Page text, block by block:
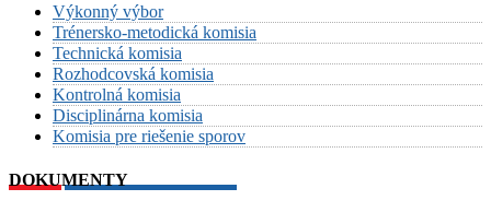
Výkonný výbor
Trénersko-metodická komisia
Technická komisia
Rozhodcovská komisia
Kontrolná komisia
Disciplinárna komisia
Komisia pre riešenie sporov
DOKUMENTY